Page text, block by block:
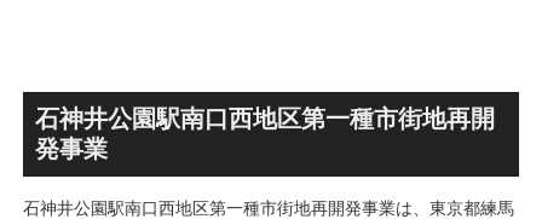
石神井公園駅南口西地区第一種市街地再開
発事業
石神井公園駅南口西地区第一種市街地再開発事業は、東京都練馬